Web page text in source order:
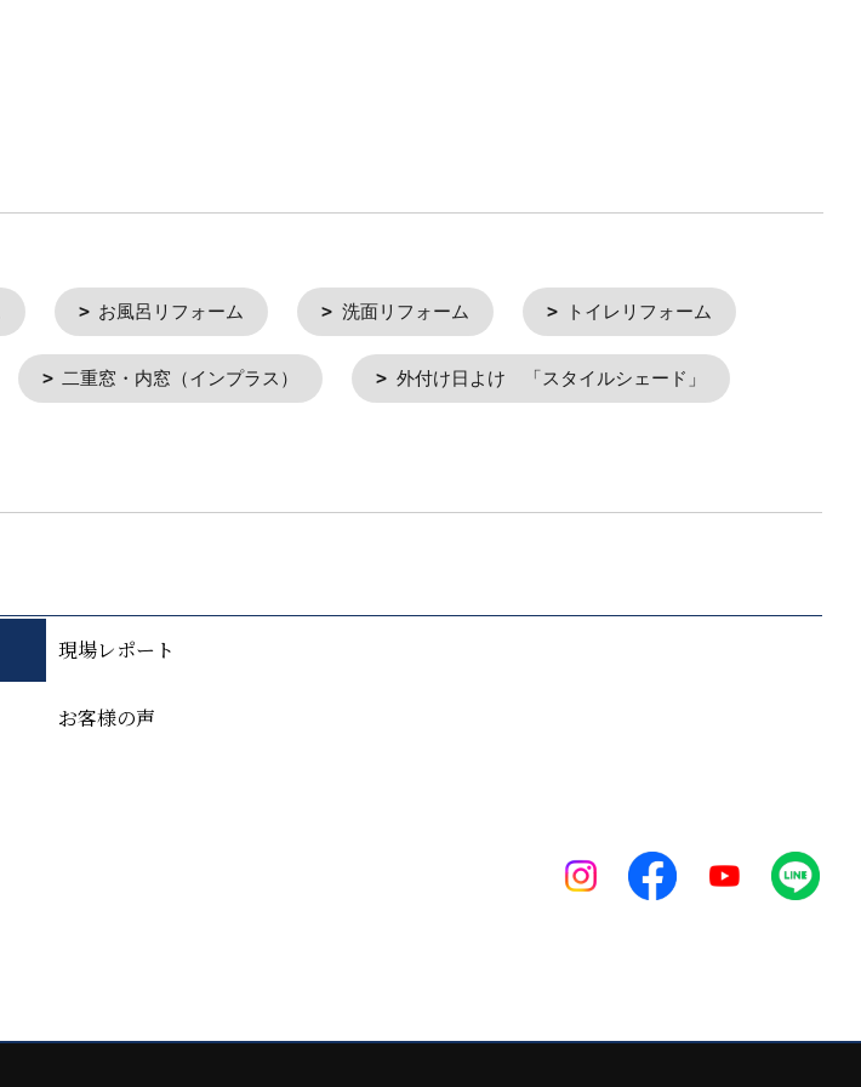
お風呂リフォーム 洗面リフォーム トイレリフォーム
二重窓・内窓（インプラス） 外付け日よけ 「スタイルシェード」
現場レポート
お客様の声